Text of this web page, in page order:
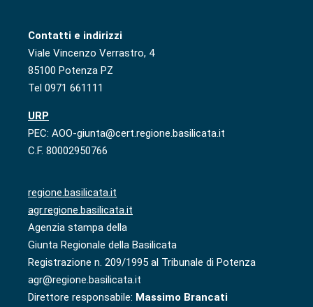
Contatti e indirizzi
Viale Vincenzo Verrastro, 4
85100 Potenza PZ
Tel 0971 661111
URP
PEC: AOO-giunta@cert.regione.basilicata.it
C.F. 80002950766
regione.basilicata.it
agr.regione.basilicata.it
Agenzia stampa della
Giunta Regionale della Basilicata
Registrazione n. 209/1995 al Tribunale di Potenza
agr@regione.basilicata.it
Direttore responsabile: Massimo Brancati